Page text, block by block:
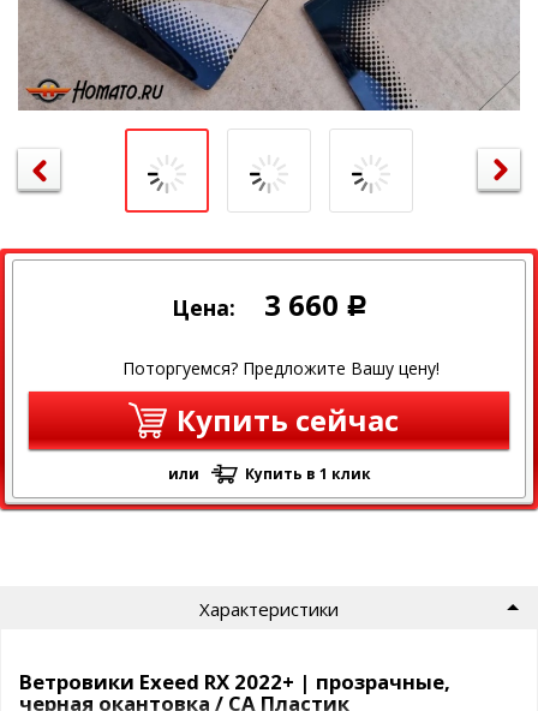
Цена: 3 660 Р
Поторгуемся? Предложите Вашу цену!
Купить сейчас
или Купить в 1 клик
Характеристики
Ветровики Exeed RX 2022+ | прозрачные,
черная окантовка / СА Пластик